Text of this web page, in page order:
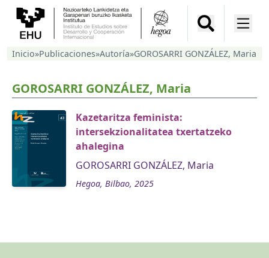
Inicio»Publicaciones»Autoría»GOROSARRI GONZÁLEZ, Maria
GOROSARRI GONZÁLEZ, Maria
Kazetaritza feminista:
intersekzionalitatea txertatzeko
ahalegina
GOROSARRI GONZÁLEZ, Maria
Hegoa, Bilbao, 2025